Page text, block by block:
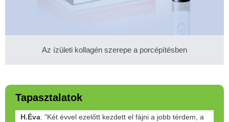
Az ízületi kollagén szerepe a porcépítésben
Tapasztalatok
H.Éva: "Két évvel ezelőtt kezdett el fájni a jobb térdem, a